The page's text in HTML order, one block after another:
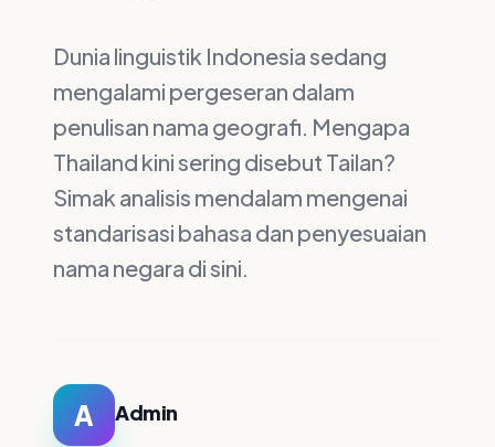
Dunia linguistik Indonesia sedang
mengalami pergeseran dalam
penulisan nama geografi. Mengapa
Thailand kini sering disebut Tailan?
Simak analisis mendalam mengenai
standarisasi bahasa dan penyesuaian
nama negara di sini.
A Admin